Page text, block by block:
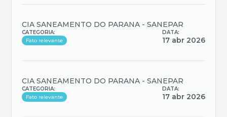
CIA SANEAMENTO DO PARANA - SANEPAR
CATEGORIA:
Fato relevante
DATA:
17 abr 2026
CIA SANEAMENTO DO PARANA - SANEPAR
CATEGORIA:
Fato relevante
DATA:
17 abr 2026